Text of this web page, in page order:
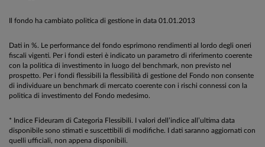
Il fondo ha cambiato politica di gestione in data 01.01.2013
Dati in %. Le performance del fondo esprimono rendimenti al lordo degli oneri
fiscali vigenti. Per i fondi esteri è indicato un parametro di riferimento coerente
con la politica di investimento in luogo del benchmark, non previsto nel
prospetto. Per i fondi flessibili la flessibilità di gestione del Fondo non consente
di individuare un benchmark di mercato coerente con i rischi connessi con la
politica di investimento del Fondo medesimo.
* Indice Fideuram di Categoria Flessibili. I valori dell’indice all’ultima data
disponibile sono stimati e suscettibili di modifiche. I dati saranno aggiornati con
quelli ufficiali, non appena disponibili.